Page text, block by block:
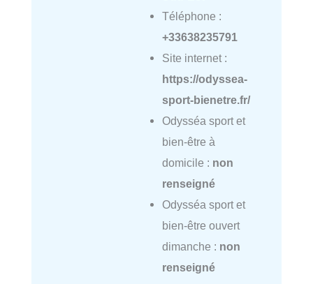
Téléphone :
+33638235791
Site internet :
https://odyssea-
sport-bienetre.fr/
Odysséa sport et
bien-être à
domicile : non
renseigné
Odysséa sport et
bien-être ouvert
dimanche : non
renseigné